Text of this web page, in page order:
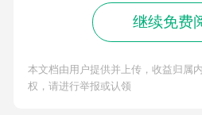
继续免费
本文档由用户提供并上传，收益归属
权，请进行举报或认领